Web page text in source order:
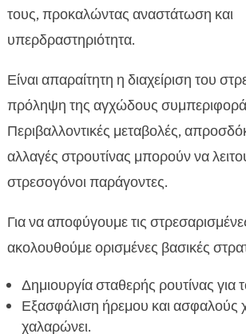
τους, προκαλώντας αναστάτωση και
υπερδραστηριότητα.
Είναι απαραίτητη η διαχείριση του
πρόληψη της αγχώδους
Περιβαλλοντικές μεταβολές,
αλλαγές στρουτίνας μπορούν να
στρεσογόνοι παράγοντες.
Για να αποφύγουμε τις
ακολουθούμε ορισμένες βασικές
Δημιουργία σταθερής ρουτίνας για
Εξασφάλιση ήρεμου και ασφαλούς
χαλαρώνει.